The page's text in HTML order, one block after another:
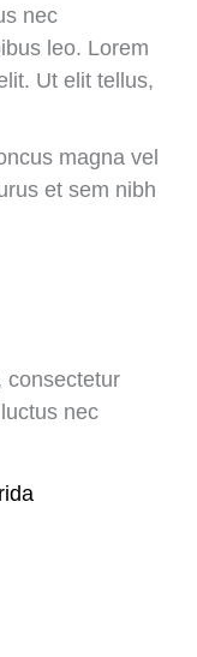
nec
leo. Lorem
Ut elit tellus,
magna vel
et sem nibh
consectetur
nec